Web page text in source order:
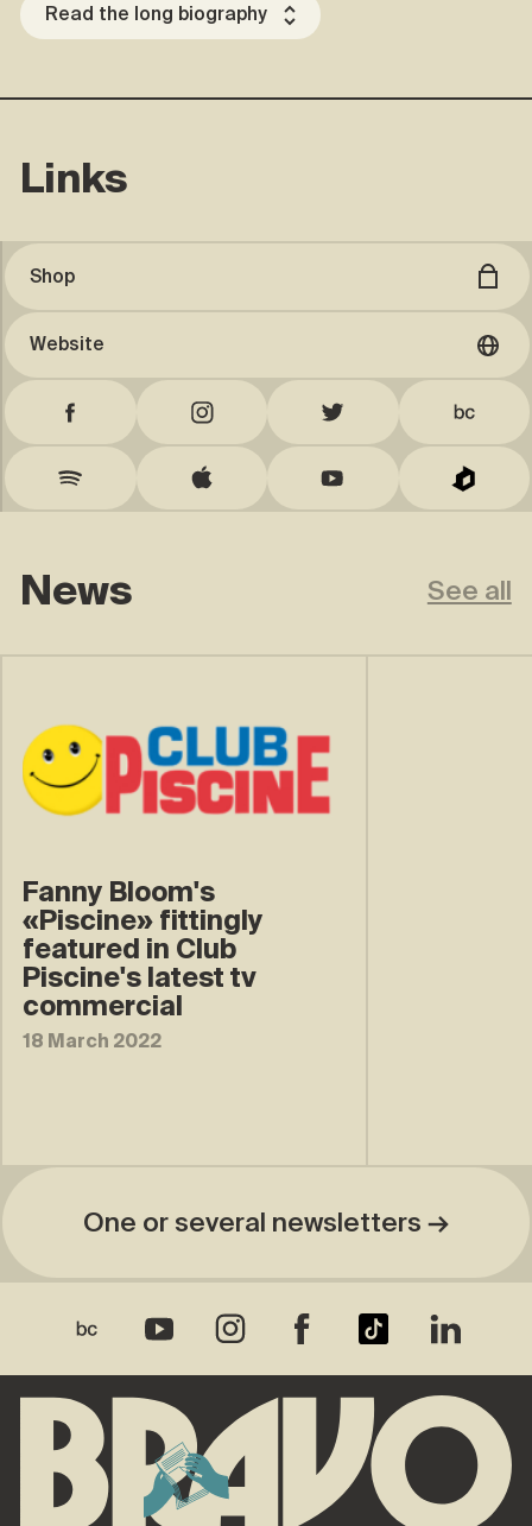
Read the long biography
Links
Shop
Website
Facebook Instagram Twitter
Spotify Apple Music YouTube QUB
News See all
Fanny Bloom's
«Piscine» fittingly
featured in Club
Piscine's latest tv
commercial
18 March 2022
One or several newsletters →
for you →
BandcampYoutubeInstagramFacebookTikTok LinkedIn
Home